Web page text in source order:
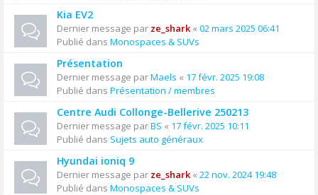
Kia EV2
Dernier message par ze_shark« 02 mars 2025 06:41
Publié dans Monospaces & SUVs
Présentation
Dernier message parMaels « 17 févr. 2025 19:08
Publié dans Présentation / membres
Centre Audi Collonge-Bellerive 250213
Dernier message parBS « 17 févr. 2025 10:11
Publié dans Sujets auto généraux
Hyundai ioniq 9
Dernier message par ze_shark« 22 nov. 2024 19:48
Publié dans Monospaces & SUVs